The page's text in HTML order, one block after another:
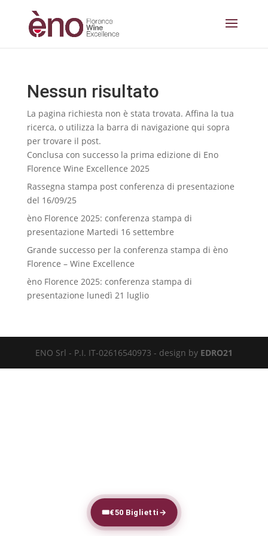
Nessun risultato
La pagina richiesta non è stata trovata. Affina la tua
ricerca, o utilizza la barra di navigazione qui sopra
per trovare il post.
Conclusa con successo la prima edizione di Eno
Florence Wine Excellence 2025
Rassegna stampa post conferenza di presentazione
del 16/09/25
èno Florence 2025: conferenza stampa di
presentazione Martedi 16 settembre
Grande successo per la conferenza stampa di èno
Florence – Wine Excellence
èno Florence 2025: conferenza stampa di
presentazione lunedì 21 luglio
ENO Srl - P.I. IT-02616540973 - design by EDRO21
🎟€50 Biglietti →